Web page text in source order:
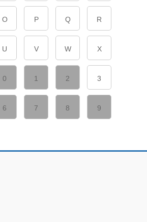
O P Q R
U V W X
0 1 2 3
6 7 8 9